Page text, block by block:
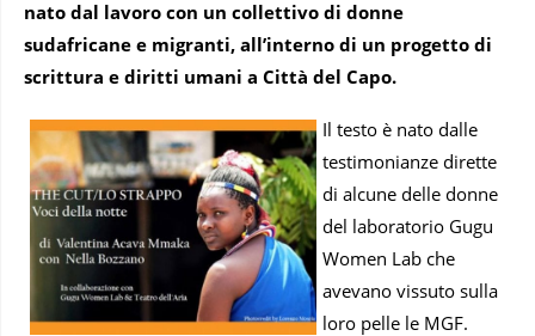
nato dal lavoro con un collettivo di donne
sudafricane e migranti, all’interno di un progetto di
scrittura e diritti umani a Città del Capo.
Il testo è nato dalle
testimonianze dirette
di alcune delle donne
del laboratorio Gugu
Women Lab che
avevano vissuto sulla
loro pelle le MGF.